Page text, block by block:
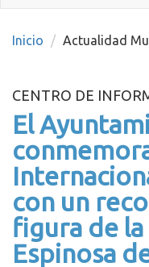
Volver
inicio
Inicio Actualidad
CENTRO DE
El
con un
figura de
Espinosa